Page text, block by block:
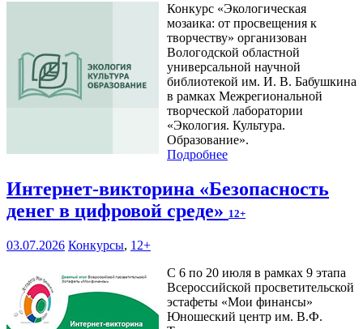
Конкурс «Экологическая
мозаика: от просвещения к
творчеству» организован
Вологодской областной
универсальной научной
библиотекой им. И. В. Бабушкина
в рамках Межрегиональной
творческой лаборатории
«Экология. Культура.
Образование».
Подробнее
Интернет-викторина «Безопасность
денег в цифровой среде» 12+
03.07.2026 Конкурсы, 12+
С 6 по 20 июля в рамках 9 этапа
Всероссийской просветительской
эстафеты «Мои финансы»
Юношеский центр им. В.Ф.